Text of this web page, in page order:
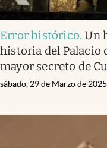
Error histórico.Un
historia del Palacio
mayor secreto de
sábado, 29 de Marzo de 2025